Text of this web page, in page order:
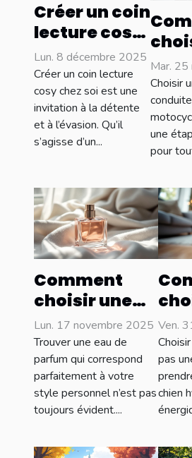
Créer un coin
lecture cosy
: idées et
inspirations
Lun. 8 décembre 2025
Créer un coin lecture
cosy chez soi est une
invitation à la détente
et à l’évasion. Qu’il
s’agisse d’un...
:
Mar.
Choisir
une
pour
Comment
choisir une
eau de
parfum qui
complète
votre style ?
Lun. 17 novembre 2025
Trouver une eau de
parfum qui correspond
parfaitement à votre
style personnel n’est pas
toujours évident....
vie
Ven.
pas
chien